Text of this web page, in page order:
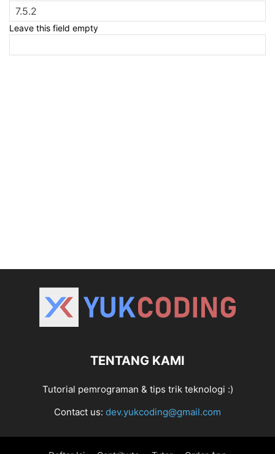
Leave this field empty
TENTANG KAMI
Tutorial pemrograman & tips trik teknologi :)
Contact us: dev.yukcoding@gmail.com